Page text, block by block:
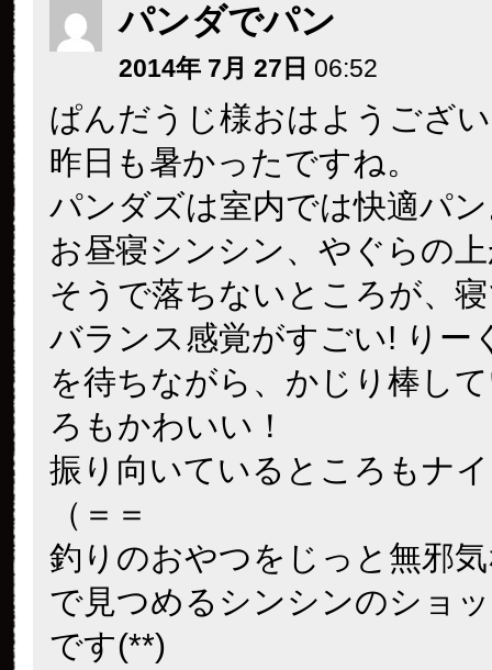
パンダでパン
2014年 7月 27日 06:52
ぱんだうじ様おはようござ
昨日も暑かったですね。
パンダズは室内では快適パ
お昼寝シンシン、やぐらの
そうで落ちないところが、
バランス感覚がすごい! りー
を待ちながら、かじり棒し
ろもかわいい！
振り向いているところもナ
（＝＝
釣りのおやつをじっと無邪
で見つめるシンシンのショ
です(**)